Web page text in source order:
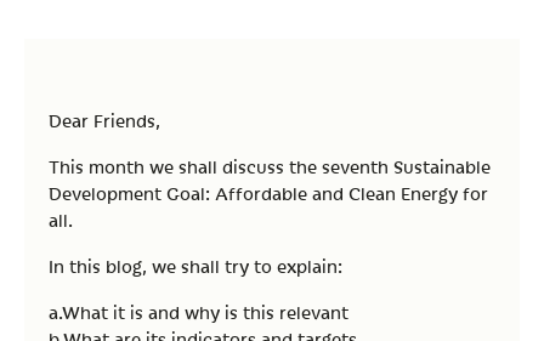
Dear Friends,
This month we shall discuss the seventh Sustainable
Development Goal: Affordable and Clean Energy for
all.
In this blog, we shall try to explain:
a.What it is and why is this relevant